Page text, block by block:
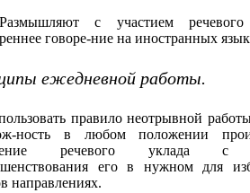
с участием речевого
говоре-ние на иностранных
ежедневной работы.
правило неотрывной
ность в любом положении
речевого уклада с
его в нужном для
направлениях.